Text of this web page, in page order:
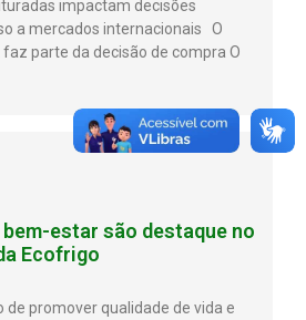
impactam decisões
a mercados internacionais O
parte da decisão de compra O
bem-estar são destaque no
Ecofrigo
de promover qualidade de vida e